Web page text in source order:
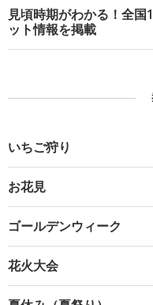
見頃時期がわかる！全
ット情報を掲載
いちご狩り
お花見
ゴールデンウィーク
花火大会